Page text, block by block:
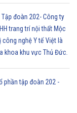
Tập đoàn 202- Công ty
trang trí nội thất Mộc
công nghệ Y tế Việt là
khoa khu vực Thủ Đức.
phần tập đoàn 202 -